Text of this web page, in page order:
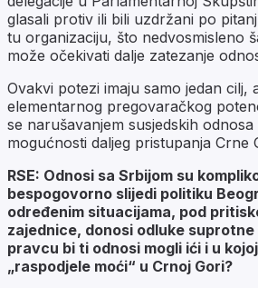
glasali protiv ili bili uzdržani po
tu organizaciju, što nedvosmisleno
može očekivati dalje zatezanje
Ovakvi potezi imaju samo jedan cilj,
elementarnog pregovaračkog
se narušavanjem susjedskih
mogućnosti daljeg pristupanja Crne
RSE: Odnosi sa Srbijom su
bespogovorno slijedi politiku
određenim situacijama, pod
zajednice, donosi odluke suprotne
pravcu bi ti odnosi mogli ići i u
„raspodjele moći“ u Crnoj Gori?